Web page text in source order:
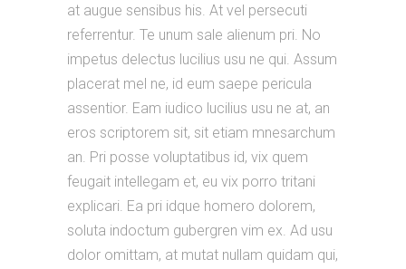
at augue sensibus his. At vel persecuti
referrentur. Te unum sale alienum pri. No
impetus delectus lucilius usu ne qui. Assum
placerat mel ne, id eum saepe pericula
assentior. Eam iudico lucilius usu ne at, an
eros scriptorem sit, sit etiam mnesarchum
an. Pri posse voluptatibus id, vix quem
feugait intellegam et, eu vix porro tritani
explicari. Ea pri idque homero dolorem,
soluta indoctum gubergren vim ex. Ad usu
dolor omittam, at mutat nullam quidam qui,